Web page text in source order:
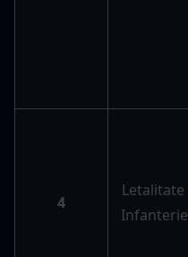
4
Letalitate
Infanterie